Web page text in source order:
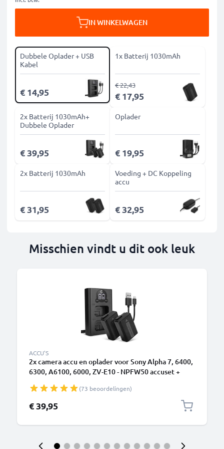
IN WINKELWAGEN
Dubbele Oplader + USB
Kabel
€ 14,95
1x Batterij 1030mAh
€ 17,95
€ 22,43
2x Batterij 1030mAh+
Dubbele Oplader
€ 39,95
Oplader
€ 19,95
2x Batterij 1030mAh
€ 31,95
Voeding + DC Koppeling
accu
€ 32,95
Misschien vindt u dit ook leuk
ACCU'S
2x camera accu en oplader voor Sony Alpha 7, 6400,
6300, A6100, 6000, ZV-E10 - NPFW50 accuset +
reserve batterij (73 beoordelingen)
€ 39,95